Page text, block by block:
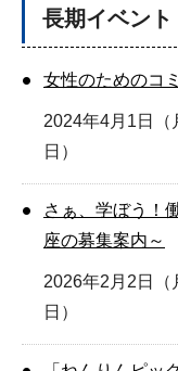
長期イベント
女性のためのコ
2024年4月1日（
日）
さぁ、学ぼう！
座の募集案内～
2026年2月2日（
日）